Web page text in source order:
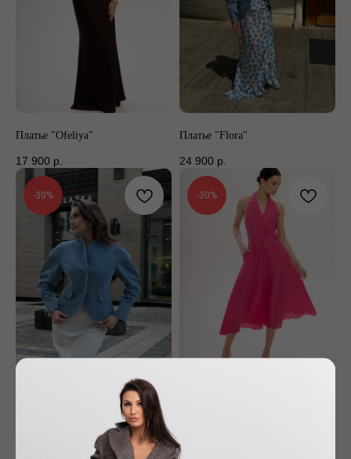
Платье "Ofeliya"
17 900 р.
Платье "Flora"
24 900 р.
-30% -30%